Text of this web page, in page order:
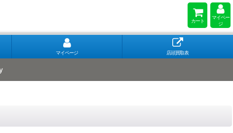
カート
マイペー
ジ
マイページ 店頭買取表